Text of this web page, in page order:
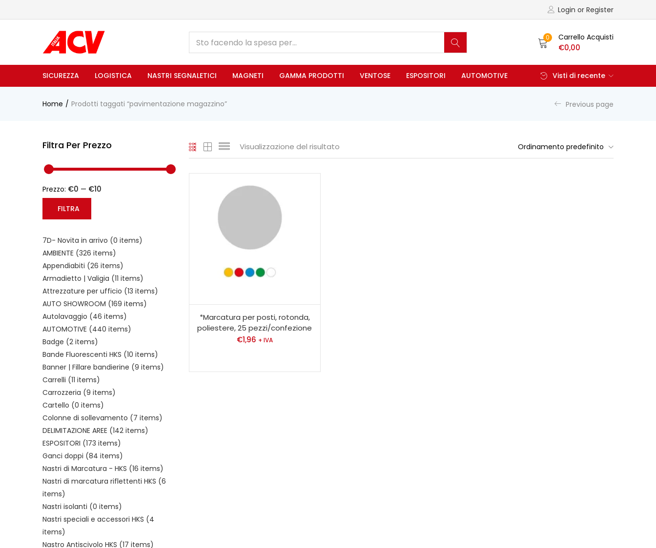
Login or Register
0 Carrello Acquisti
€0,00
SICUREZZA LOGISTICA NASTRI SEGNALETICI MAGNETI GAMMA PRODOTTI VENTOSE ESPOSITORI AUTOMOTIVE Visti di recente
Home Prodotti taggati “pavimentazione magazzino” Previous page
Visualizzazione del risultato Ordinamento predefinito
*Marcatura per posti, rotonda,
poliestere, 25 pezzi/confezione
€1,96 + IVA
Filtra Per Prezzo
FILTRA
Prezzo: €0 — €10
7D- Novita in arrivo (0 items)
AMBIENTE (326 items)
Appendiabiti (26 items)
Armadietto | Valigia (11 items)
Attrezzature per ufficio (13 items)
AUTO SHOWROOM (169 items)
Autolavaggio (46 items)
AUTOMOTIVE (440 items)
Badge (2 items)
Bande Fluorescenti HKS (10 items)
Banner | Fillare bandierine (9 items)
Carrelli (11 items)
Carrozzeria (9 items)
Cartello (0 items)
Colonne di sollevamento (7 items)
DELIMITAZIONE AREE (142 items)
ESPOSITORI (173 items)
Ganci doppi (84 items)
Nastri di Marcatura - HKS (16 items)
Nastri di marcatura riflettenti HKS (6
items)
Nastri isolanti (0 items)
Nastri speciali e accessori HKS (4
items)
Nastro Antiscivolo HKS (17 items)